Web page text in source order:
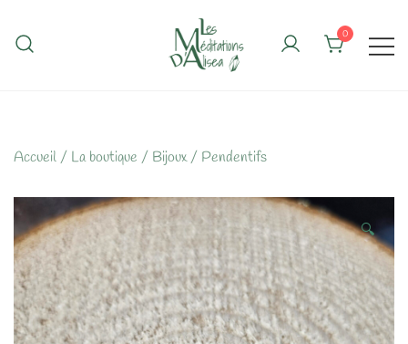
content
0
Accueil / La boutique / Bijoux/ Pendentifs
🔍